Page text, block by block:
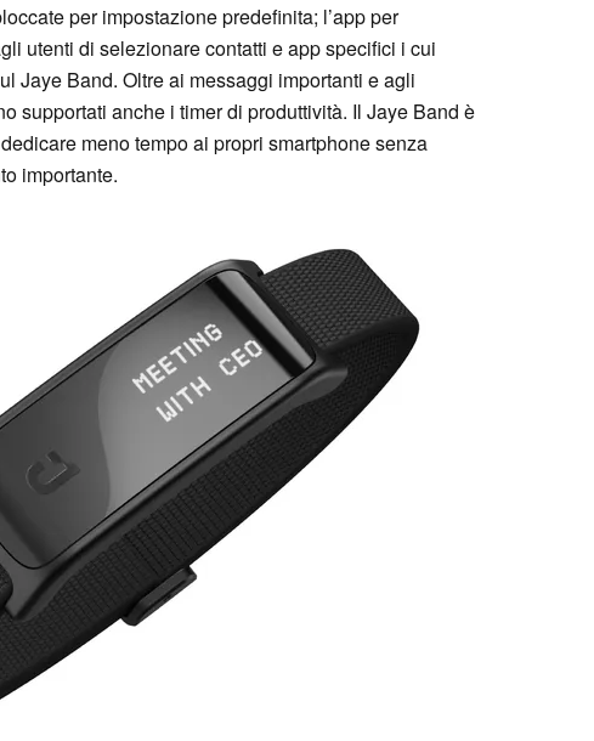
per impostazione predefinita; l’app per
utenti di selezionare contatti e app specifici i cui
Jaye Band. Oltre ai messaggi importanti e agli
supportati anche i timer di produttività. Il Jaye Band è
meno tempo ai propri smartphone senza
importante.